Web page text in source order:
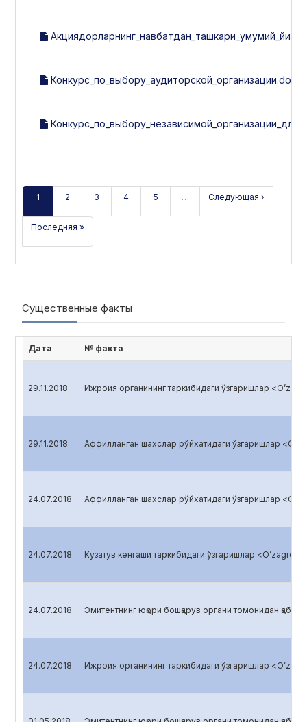
Конкурс_по_выбору_аудиторской_организации.docx
1 2 3 4 5 … Следующая ›
Последняя »
Существенные факты
Дата № факта
29.11.2018 Ижроия органининг таркибидаги ўзгаришлар
29.11.2018 Аффилланган шахслар рўйхатидаги ўзгаришлар
24.07.2018 Аффилланган шахслар рўйхатидаги ўзгаришлар
24.07.2018 Кузатув кенгаши таркибидаги ўзгаришлар
24.07.2018 Эмитентнинг юқори бошқарув органи томонидан қабул
24.07.2018 Ижроия органининг таркибидаги ўзгаришлар